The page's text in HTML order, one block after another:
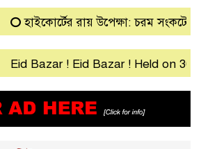
হাইকোর্টের রায় উপেক্ষা: চরম সংকটে গ্রামীণ
Bazar ! Eid Bazar ! Held on 30th